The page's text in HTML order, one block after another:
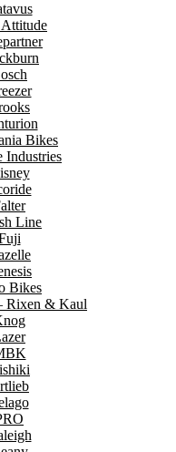
Bikes
Industries
Line
Bikes
& Kaul